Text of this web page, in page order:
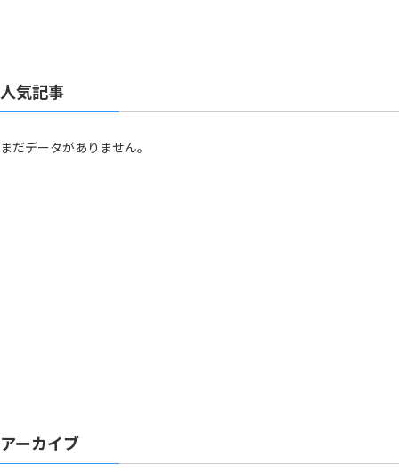
人気記事
まだデータがありません。
アーカイブ